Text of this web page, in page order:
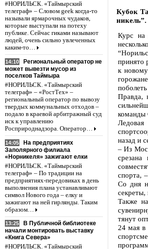
#НОРИЛЬСК. «Таймырский
телеграф» – Словом geek когда-то
называли ярмарочных чудаков,
которые выступали на потеху
публике. Сейчас гиками называют
людей, очень сильно увлеченных
каким-то…
14:10
Региональный оператор не
может вывезти мусор из
поселков Таймыра
#НОРИЛЬСК. «Таймырский
телеграф» – «РостТех» –
региональный оператор по вывозу
твердых коммунальных отходов –
подало в краевой арбитражный суд
иск к управлению
Росприроднадзора. Оператор…
14:05
На предприятиях
Заполярного филиала
«Норникеля» зажигают елки
#НОРИЛЬСК. «Таймырский
телеграф» – По традиции на
предприятиях-передовиках в день
выполнения плана устанавливают
символ Нового года – елку и
зажигают на ней гирлянды. Таким
образом…
13:25
В Публичной библиотеке
начали монтировать выставку
«Книга Севера»
#НОРИЛЬСК. «Таймырский
Кубок
Курс на
принято
к
Правда,
команды
Ледовая
назад и
– Из
спорта,
Со дня
секреты,
Также
тянут
24 мая в